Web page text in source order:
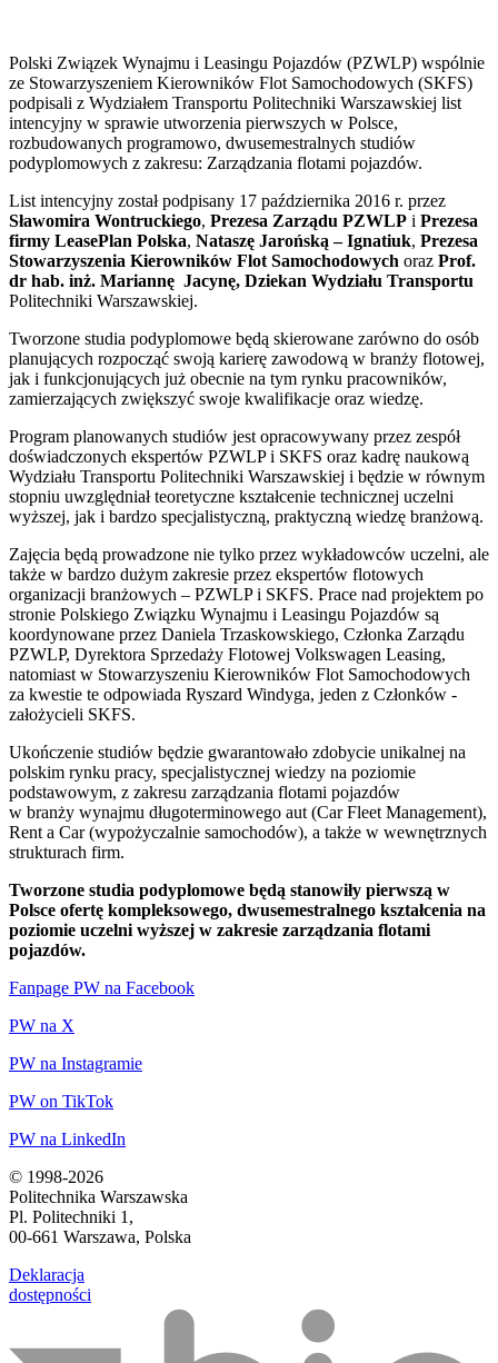
Polski Związek Wynajmu i Leasingu Pojazdów (PZWLP) wspólnie
ze Stowarzyszeniem Kierowników Flot Samochodowych (SKFS)
podpisali z Wydziałem Transportu Politechniki Warszawskiej list
intencyjny w sprawie utworzenia pierwszych w Polsce,
rozbudowanych programowo, dwusemestralnych studiów
podyplomowych z zakresu: Zarządzania flotami pojazdów.
List intencyjny został podpisany 17 października 2016 r. przez
Sławomira Wontruckiego, Prezesa Zarządu PZWLP i Prezesa
firmy LeasePlan Polska, Nataszę Jarońską – Ignatiuk, Prezesa
Stowarzyszenia Kierowników Flot Samochodowych oraz Prof.
dr hab. inż. Mariannę Jacynę, Dziekan Wydziału Transportu
Politechniki Warszawskiej.
Tworzone studia podyplomowe będą skierowane zarówno do osób
planujących rozpocząć swoją karierę zawodową w branży flotowej,
jak i funkcjonujących już obecnie na tym rynku pracowników,
zamierzających zwiększyć swoje kwalifikacje oraz wiedzę.
Program planowanych studiów jest opracowywany przez zespół
doświadczonych ekspertów PZWLP i SKFS oraz kadrę naukową
Wydziału Transportu Politechniki Warszawskiej i będzie w równym
stopniu uwzględniał teoretyczne kształcenie technicznej uczelni
wyższej, jak i bardzo specjalistyczną, praktyczną wiedzę branżową.
Zajęcia będą prowadzone nie tylko przez wykładowców uczelni, ale
także w bardzo dużym zakresie przez ekspertów flotowych
organizacji branżowych – PZWLP i SKFS. Prace nad projektem po
stronie Polskiego Związku Wynajmu i Leasingu Pojazdów są
koordynowane przez Daniela Trzaskowskiego, Członka Zarządu
PZWLP, Dyrektora Sprzedaży Flotowej Volkswagen Leasing,
natomiast w Stowarzyszeniu Kierowników Flot Samochodowych
za kwestie te odpowiada Ryszard Windyga, jeden z Członków -
założycieli SKFS.
Ukończenie studiów będzie gwarantowało zdobycie unikalnej na
polskim rynku pracy, specjalistycznej wiedzy na poziomie
podstawowym, z zakresu zarządzania flotami pojazdów
w branży wynajmu długoterminowego aut (Car Fleet Management),
Rent a Car (wypożyczalnie samochodów), a także w wewnętrznych
strukturach firm.
Tworzone studia podyplomowe będą stanowiły pierwszą w
Polsce ofertę kompleksowego, dwusemestralnego kształcenia na
poziomie uczelni wyższej w zakresie zarządzania flotami
pojazdów.
Fanpage PW na Facebook
PW na X
PW na Instagramie
PW on TikTok
PW na LinkedIn
© 1998-2026
Politechnika Warszawska
Pl. Politechniki 1,
00-661 Warszawa, Polska
Deklaracja
dostępności